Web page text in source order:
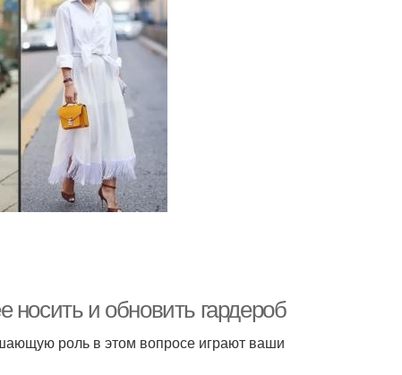
и обновить гардероб
роль в этом вопросе играют ваши